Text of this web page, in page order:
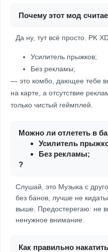
Почему этот мод
Да ну, тут всё просто. PK
Усилитель прыжков;
Без рекламы;
— это комбо, дающее тебе
на карте, а отсутствие
только чистый геймплей.
Можно ли отлететь в
Усилитель
Без рекламы;
?
Слушай, это Музыка с
без банов, лучше не
выше. Предостерегаю: не
ненужное внимание.
Как правильно